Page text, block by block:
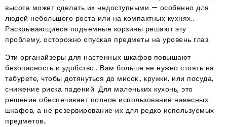
высота может сделать их недоступными — особенно для
людей небольшого роста или на компактных кухнях..
Раскрывающиеся подъемные корзины решают эту
проблему, осторожно опуская предметы на уровень глаз.​
Эти органайзеры для настенных шкафов повышают
безопасность и удобство.. Вам больше не нужно стоять на
табурете, чтобы дотянуться до мисок., кружки, или посуда,
снижение риска падений. Для маленьких кухонь, это
решение обеспечивает полное использование навесных
шкафов, а не резервирование их для редко используемых
предметов..